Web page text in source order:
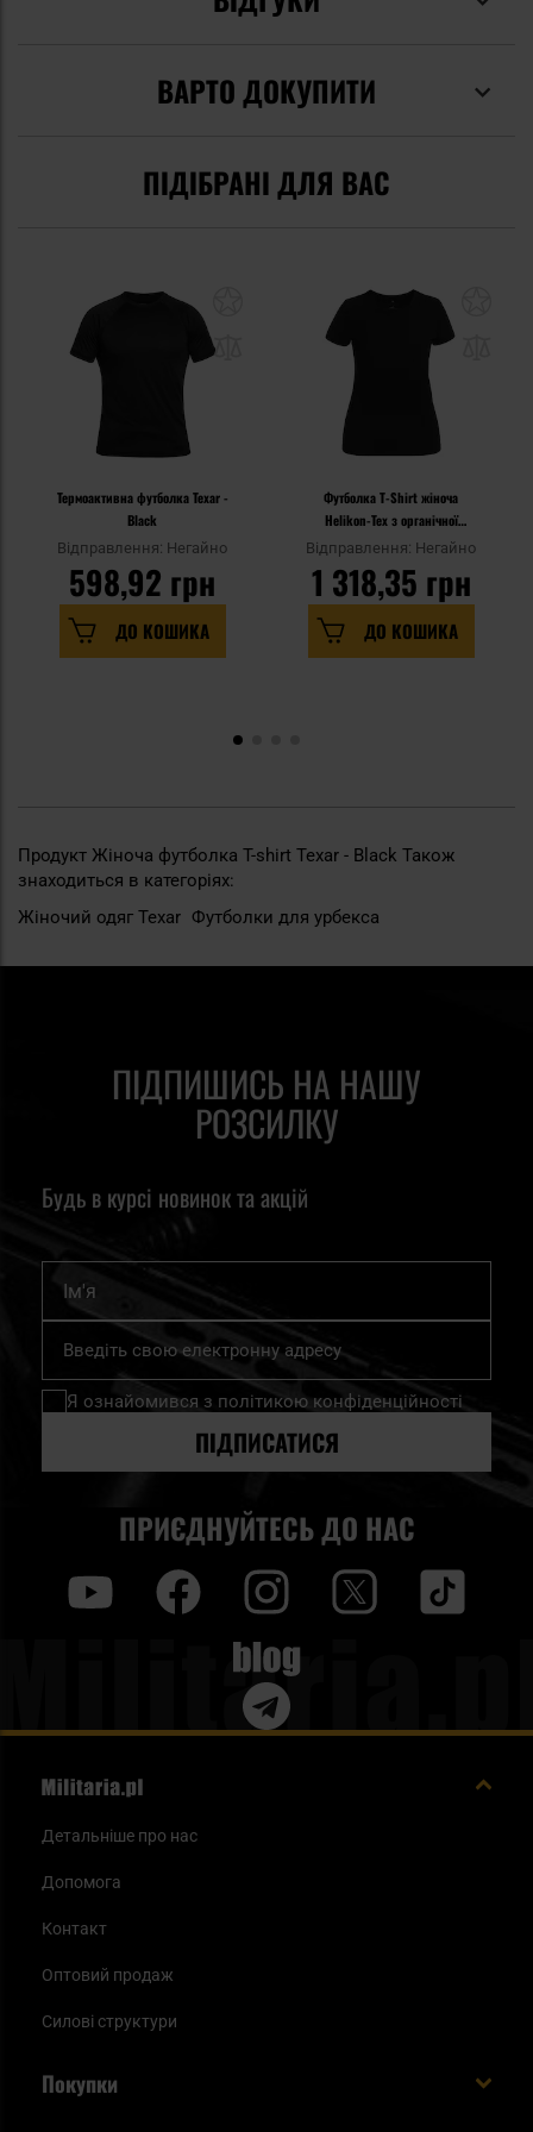
ВАРТО ДОКУПИТИ
ПІДІБРАНІ ДЛЯ ВАС
Термоактивна футболка Texar -
Black
Відправлення: Негайно
598,92 грн
ДО КОШИКА
Футболка T-Shirt жіноча
Helikon-Tex з органічної
бавовни Slim - Black
Відправлення: Негайно
1 318,35 грн
ДО КОШИКА
Продукт Жіноча футболка T-shirt Texar - Black Також
знаходиться в категоріях:
Жіночий одяг Texar Футболки для урбекса
ПІДПИШИСЬ НА НАШУ
РОЗСИЛКУ
Будь в курсі новинок та акцій
Підпишіться
нашу
розсилку
Я ознайомився з політикою конфіденційності
ПІДПИСАТИСЯ
ПРИЄДНУЙТЕСЬ ДО НАС
Blog
Детальніше про нас
Допомога
Контакт
Оптовий продаж
Силові структури
Покупки